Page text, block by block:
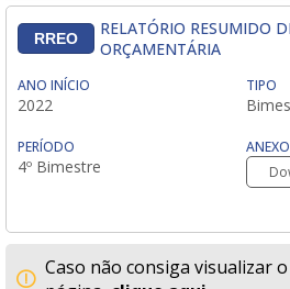
RREO
RELATÓRIO RESUMIDO
ORÇAMENTÁRIA
ANO INÍCIO
2022
TIPO
PERÍODO
4º Bimestre
ANEXO
Caso não consiga visualizar